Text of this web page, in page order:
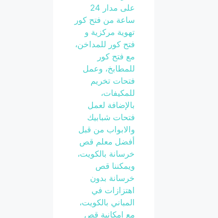
على مدار 24
ساعة من فتح كور
تهوية مركزية و
فتح كور للمداخن،
مع فتح كور
للمطابخ، وعمل
فتحات تخريم
للمكيفات،
بالإضافة لعمل
فتحات شبابيك
والابواب من قبل
أفضل معلم قص
خرسانة بالكويت،
ويمكننا قص
خرسانة بدون
اهتزازات في
المباني بالكويت،
مع امكانية قص